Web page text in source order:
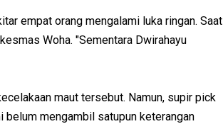
empat orang mengalami luka ringan. Saat
Woha. "Sementara Dwirahayu
maut tersebut. Namun, supir pick
belum mengambil satupun keterangan